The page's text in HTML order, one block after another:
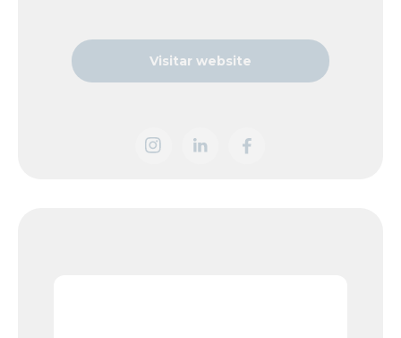
Visitar website